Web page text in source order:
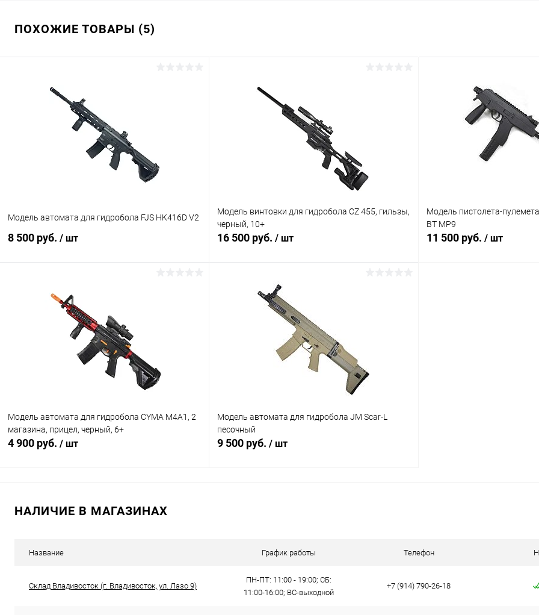
ПОХОЖИЕ ТОВАРЫ (5)
Модель автомата для гидробола FJS HK416D V2
8 500 руб. / шт
Купить в 1 клик
В наличии
Модель винтовки для гидробола CZ 455, гильзы,
черный, 10+
16 500 руб. / шт
Купить в 1 клик
Модель пистолета-
BT MP9
11 500 руб. / шт
Модель автомата для гидробола CYMA M4A1, 2
магазина, прицел, черный, 6+
4 900 руб. / шт
Модель автомата для гидробола JM Scar-L
песочный
9 500 руб. / шт
НАЛИЧИЕ В МАГАЗИНАХ
Название График работы Телефон
Склад Владивосток (г. Владивосток, ул. Лазо 9)
ПН-ПТ: 11:00 - 19:00; СБ:
11:00-16:00; ВС-выходной
+7 (914) 790-26-18